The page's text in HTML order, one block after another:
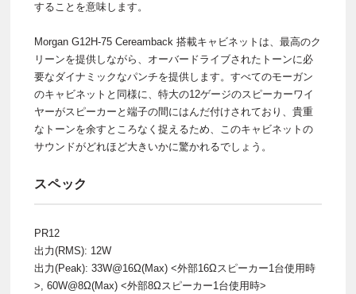
することを意味します。
Morgan G12H-75 Cereamback 搭載キャビネットは、最高のク
リーンを提供しながら、オーバードライブされたトーンに必
要なダイナミックなパンチを提供します。すべてのモーガン
のキャビネットと同様に、特大の12ゲージのスピーカーワイ
ヤーがスピーカーと端子の間にはんだ付けされており、貴重
なトーンを余すところなく捉えるため、このキャビネットの
サウンドがどれほど大きいかに驚かれるでしょう。
スペック
PR12
出力(RMS): 12W
出力(Peak): 33W@16Ω(Max) <外部16Ωスピーカー1台使用時
>, 60W@8Ω(Max) <外部8Ωスピーカー1台使用時>